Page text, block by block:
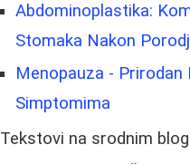
Abdominoplastika:
Stomaka Nakon
Menopauza -
Simptomima
Tekstovi na srodnim